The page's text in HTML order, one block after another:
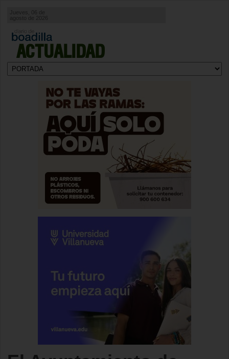
ACTUALIDAD
agosto de 2026